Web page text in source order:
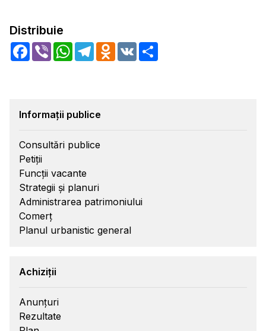
Distribuie
Facebook
Viber WhatsApp
TelegramOdnoklassniki
VK
Informații publice
Consultări publice
Petiții
Funcții vacante
Strategii și planuri
Administrarea patrimoniului
Comerț
Planul urbanistic general
Achiziții
Anunțuri
Rezultate